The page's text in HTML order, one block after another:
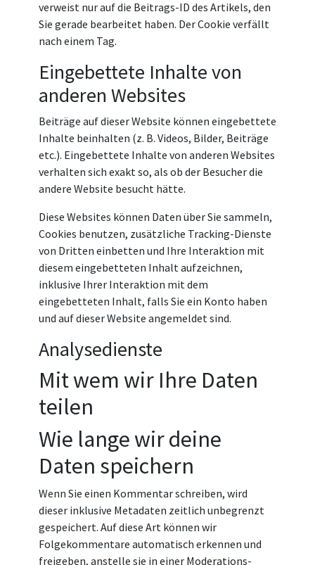
verweist nur auf die Beitrags-ID des Artikels, den
Sie gerade bearbeitet haben. Der Cookie verfällt
nach einem Tag.
Eingebettete Inhalte von
anderen Websites
Beiträge auf dieser Website können eingebettete
Inhalte beinhalten (z. B. Videos, Bilder, Beiträge
etc.). Eingebettete Inhalte von anderen Websites
verhalten sich exakt so, als ob der Besucher die
andere Website besucht hätte.
Diese Websites können Daten über Sie sammeln,
Cookies benutzen, zusätzliche Tracking-Dienste
von Dritten einbetten und Ihre Interaktion mit
diesem eingebetteten Inhalt aufzeichnen,
inklusive Ihrer Interaktion mit dem
eingebetteten Inhalt, falls Sie ein Konto haben
und auf dieser Website angemeldet sind.
Analysedienste
Mit wem wir Ihre Daten
teilen
Wie lange wir deine
Daten speichern
Wenn Sie einen Kommentar schreiben, wird
dieser inklusive Metadaten zeitlich unbegrenzt
gespeichert. Auf diese Art können wir
Folgekommentare automatisch erkennen und
freigeben, anstelle sie in einer Moderations-